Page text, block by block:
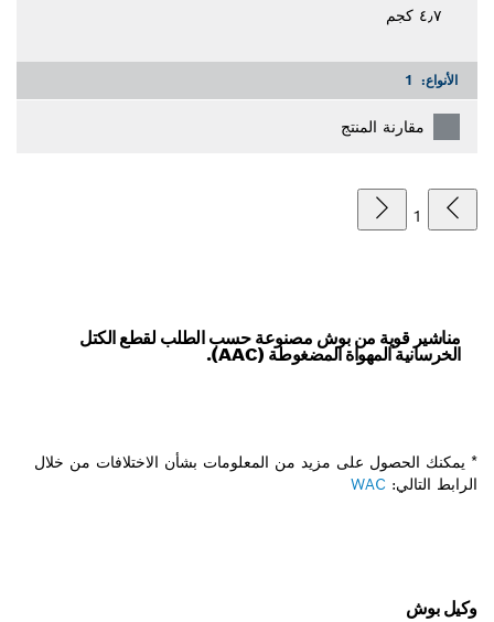
٤٫٧ كجم
الأنواع: 1
مقارنة المنتج
1
مناشير قوية من بوش مصنوعة حسب الطلب لقطع الكتل
الخرسانية المهواة المضغوطة (AAC).
* يمكنك الحصول على مزيد من المعلومات بشأن الاختلافات من خلال
الرابط التالي: WAC
وكيل بوش